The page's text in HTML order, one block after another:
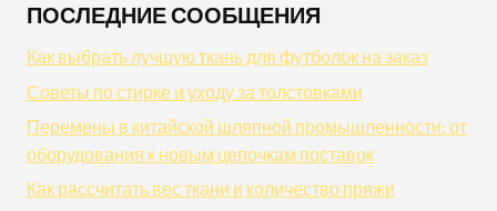
ПОСЛЕДНИЕ СООБЩЕНИЯ
Как выбрать лучшую ткань для футболок на заказ
Советы по стирке и уходу за толстовками
Перемены в китайской шляпной промышленности: от
оборудования к новым цепочкам поставок
Как рассчитать вес ткани и количество пряжи